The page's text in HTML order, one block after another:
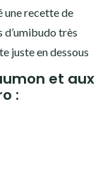
une recette de
d’umibudo très
juste en dessous
et aux
: